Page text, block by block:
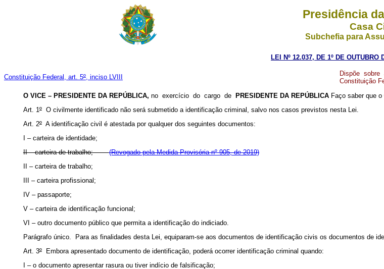
Presidência
Casa
Subchefia para
LEI Nº 12.037, DE 1º DE OUTUBRO
Constituição Federal, art. 5º, inciso LVIII Dispõe
Constituição
O VICE – PRESIDENTE DA REPÚBLICA, no exercício do cargo de PRESIDENTE DA REPÚBLICA Faço saber que
Art. 1ºO civilmente identificado não será submetido a identificação criminal, salvo nos casos previstos nesta Lei.
Art. 2ºA identificação civil é atestada por qualquer dos seguintes documentos:
I – carteira de identidade;
II – carteira de trabalho;(Revogado pela Medida Provisória nº 905, de 2019)
II – carteira de trabalho;
III – carteira profissional;
IV – passaporte;
V – carteira de identificação funcional;
VI – outro documento público que permita a identificação do indiciado.
Parágrafo único. Para as finalidades desta Lei, equiparam-se aos documentos de identificação civis os documentos de
Art. 3ºEmbora apresentado documento de identificação, poderá ocorrer identificação criminal quando:
I – o documento apresentar rasura ou tiver indício de falsificação;